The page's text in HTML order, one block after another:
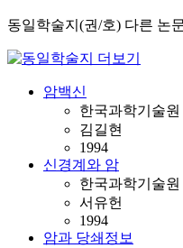
동일학술지(권/호) 다른 논
암백신
한국과학기술
김길현
1994
신경계와 암
한국과학기술
서유헌
1994
암과 당쇄정보